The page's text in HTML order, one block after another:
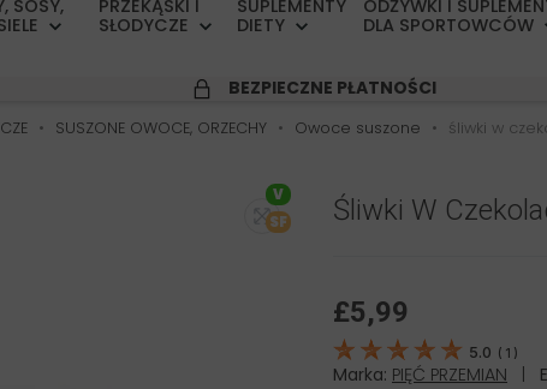
SOSY, PRZEKĄSKI I
SŁODYCZE
SUPLEMENTY
DIETY
ODŻYWKI I
DLA SPORTOWCÓW
BEZPIECZNE PŁATNOŚCI
SUSZONE OWOCE, ORZECHY Owoce suszone śliwki w
V
SF
Śliwki W
£5,99
5.0 ( 1 )
Marka: PIĘĆ PRZEMIAN